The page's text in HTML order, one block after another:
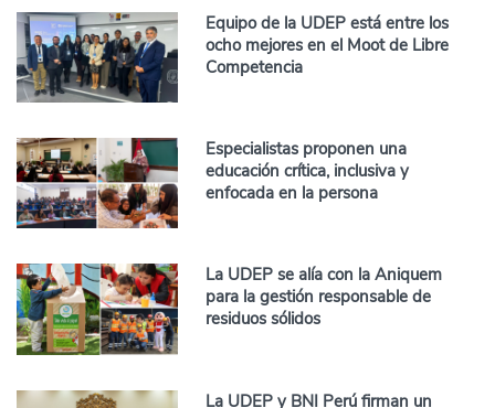
Equipo de la UDEP está entre los
ocho mejores en el Moot de Libre
Competencia
Especialistas proponen una
educación crítica, inclusiva y
enfocada en la persona
La UDEP se alía con la Aniquem
para la gestión responsable de
residuos sólidos
La UDEP y BNI Perú firman un